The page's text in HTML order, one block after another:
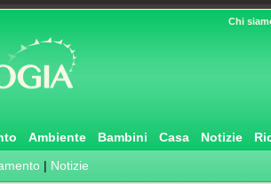
Chi
Ambiente Bambini Casa Notizie
| Notizie